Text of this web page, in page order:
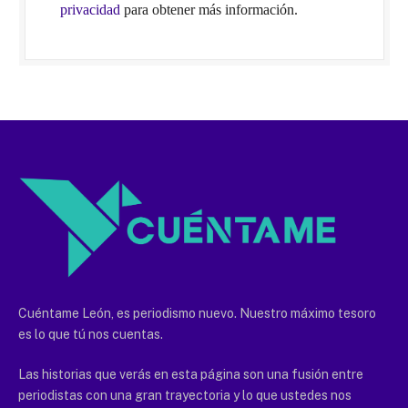
privacidad para obtener más información.
Cuéntame León, es periodismo nuevo. Nuestro máximo tesoro
es lo que tú nos cuentas.
Las historias que verás en esta página son una fusión entre
periodistas con una gran trayectoria y lo que ustedes nos